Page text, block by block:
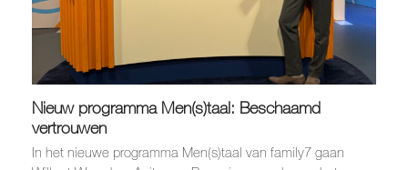
Nieuw programma Men(s)taal: Beschaamd
vertrouwen
In het nieuwe programma Men(s)taal van family7 gaan